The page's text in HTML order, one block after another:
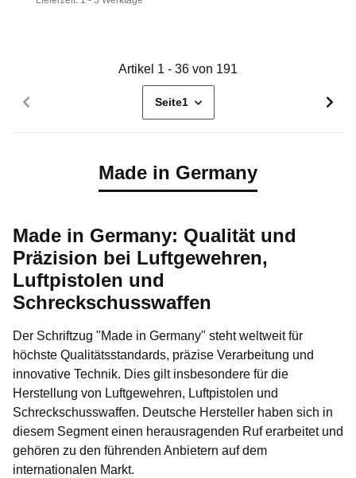
Artikel 1 - 36 von 191
Seite1
Made in Germany
Made in Germany: Qualität und
Präzision bei Luftgewehren,
Luftpistolen und
Schreckschusswaffen
Der Schriftzug "Made in Germany" steht weltweit für
höchste Qualitätsstandards, präzise Verarbeitung und
innovative Technik. Dies gilt insbesondere für die
Herstellung von Luftgewehren, Luftpistolen und
Schreckschusswaffen. Deutsche Hersteller haben sich in
diesem Segment einen herausragenden Ruf erarbeitet und
gehören zu den führenden Anbietern auf dem
internationalen Markt.